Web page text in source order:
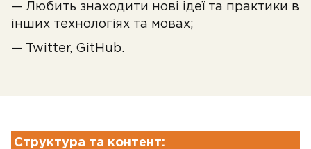
— Любить знаходити нові ідеї та практики в
інших технологіях та мовах;
— Twitter, GitHub.
Структура та контент: